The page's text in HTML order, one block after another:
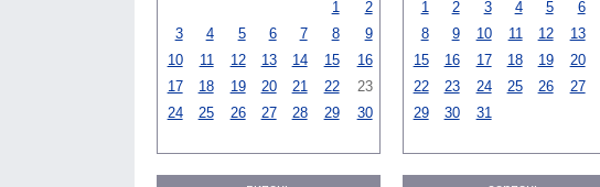
1
2
3
4 5 6 7 8
9
10
11 12 13 14 15
16
17
18 19 20 21 22
23
24
25 26 27 28 29 30
1
2 3 4 5 6
8
9 10 11 12 13
15
16 17 18 19 20
22
23 24 25 26 27
29
30 31